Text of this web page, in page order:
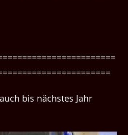
bis nächstes Jahr